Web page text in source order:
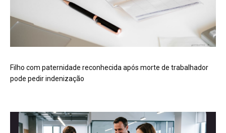
Filho com paternidade reconhecida após morte de trabalhador
pode pedir indenização